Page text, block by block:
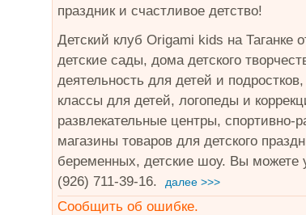
праздник и счастливое детство!
Детский клуб Origami kids на Таганке
детские сады, дома детского
деятельность для детей и
классы для детей, логопеды и
развлекательные центры, спортивно-
магазины товаров для детского
беременных, детские шоу. Вы
(926) 711-39-16.
далее >>>
Сообщить об ошибке.